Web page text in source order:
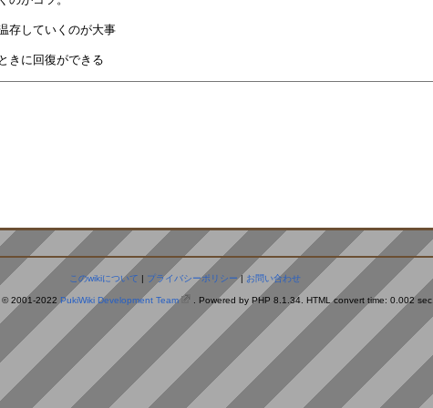
このwikiについて | プライバシーポリシー| お問い合わせ
© 2001-2022 PukiWiki Development Team . Powered by PHP 8.1.34. HTML convert time: 0.002 sec.